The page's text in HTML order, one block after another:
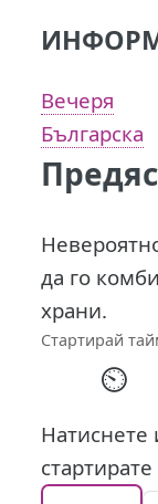
Вечеря
Българска
да го
храни.
Стартирай
⏲
Натиснете